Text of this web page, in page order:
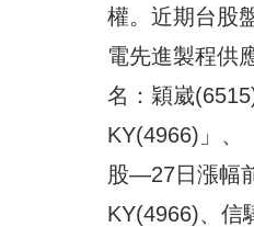
權。近期台股
電先進製程供
名：穎崴
KY(4966)」、
股—27日漲幅
KY(4966)、信